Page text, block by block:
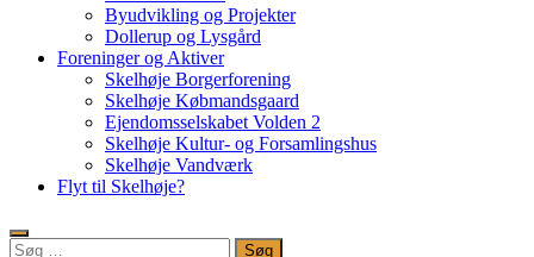
Byudvikling og Projekter
Dollerup og Lysgård
Foreninger og Aktiver
Skelhøje Borgerforening
Skelhøje Købmandsgaard
Ejendomsselskabet Volden 2
Skelhøje Kultur- og Forsamlingshus
Skelhøje Vandværk
Flyt til Skelhøje?
Søg